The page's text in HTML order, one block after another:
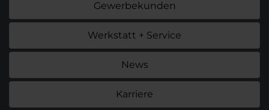
Gewerbekunden
Werkstatt + Service
News
Karriere